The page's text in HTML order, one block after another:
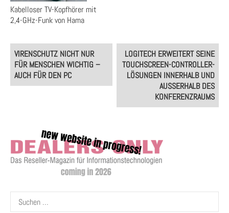
Kabelloser TV-Kopfhörer mit
2,4-GHz-Funk von Hama
Post
navigation
VIRENSCHUTZ NICHT NUR
FÜR MENSCHEN WICHTIG –
AUCH FÜR DEN PC
LOGITECH ERWEITERT SEINE
TOUCHSCREEN-CONTROLLER-
LÖSUNGEN INNERHALB UND
AUSSERHALB DES K
ONFERENZRAUMS
Suchen
nach: